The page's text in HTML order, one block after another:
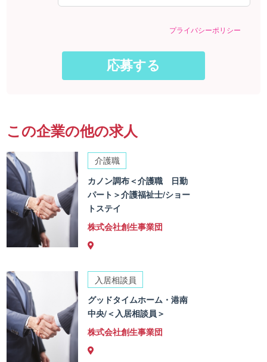
プライバシーポリシー
この企業の他の求人
介護職
カノン調布＜介護職 日勤
パート＞介護福祉士/ショー
トステイ
株式会社創生事業団
入居相談員
グッドタイムホーム・港南
中央/＜入居相談員＞
株式会社創生事業団